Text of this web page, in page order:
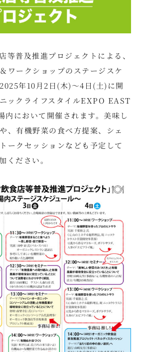
等普及推進プロジェクトによる、
ワークショップのステージスケ
年10月2日(木)～4日(土)に開
ックライフスタイルEXPO EAST
において開催されます。美味し
、有機野菜の食べ方提案、シェ
ークセッションなども予定して
ください。